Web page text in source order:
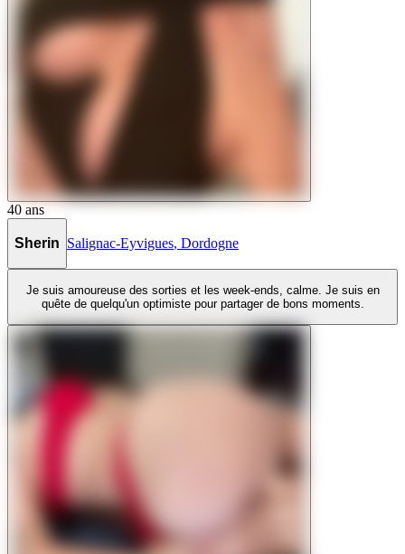
40 ans
Sherin Salignac-Eyvigues, Dordogne
Je suis amoureuse des sorties et les week-ends, calme. Je suis en
quête de quelqu'un optimiste pour partager de bons moments.